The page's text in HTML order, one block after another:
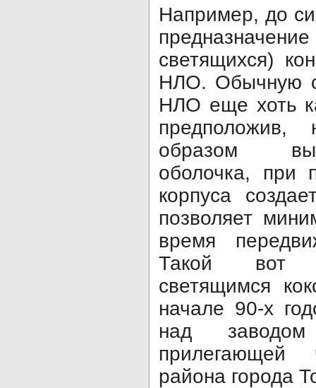
Например, до
светящихся)
НЛО. Обычную
НЛО еще хоть
предположив,
образом
оболочка, при
корпуса
позволяет
время
Такой вот
светящимся
начале 90-х
над
прилегающей
района города